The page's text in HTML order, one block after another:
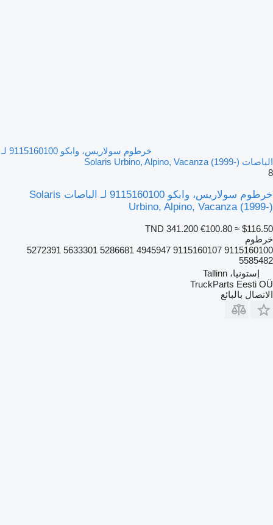
خرطوم سولاريس، وابكو 9115160100 لـ
الباصات Solaris Urbino, Alpino, Vacanza (1999-)
8
خرطوم سولاريس، وابكو 9115160100 لـ الباصات Solaris
Urbino, Alpino, Vacanza (1999-)
TND 341.200 €100.80 ≈ $116.50
خرطوم
9115160100 9115160107 4945947 5286681 5633301 5272391
5585482
إستونيا، Tallinn
TruckParts Eesti OÜ
الاتصال بالبائع